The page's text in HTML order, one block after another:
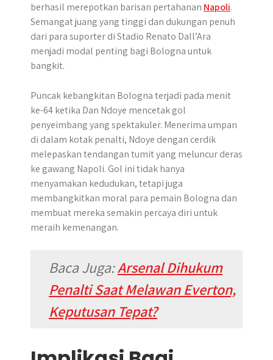
berhasil merepotkan barisan pertahanan Napoli.
Semangat juang yang tinggi dan dukungan penuh
dari para suporter di Stadio Renato Dall’Ara
menjadi modal penting bagi Bologna untuk
bangkit.
Puncak kebangkitan Bologna terjadi pada menit
ke-64 ketika Dan Ndoye mencetak gol
penyeimbang yang spektakuler. Menerima umpan
di dalam kotak penalti, Ndoye dengan cerdik
melepaskan tendangan tumit yang meluncur deras
ke gawang Napoli. Gol ini tidak hanya
menyamakan kedudukan, tetapi juga
membangkitkan moral para pemain Bologna dan
membuat mereka semakin percaya diri untuk
meraih kemenangan.
Baca Juga:Arsenal Dihukum
Penalti Saat Melawan Everton,
Keputusan Tepat?